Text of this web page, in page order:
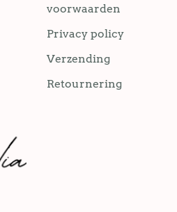
voorwaarden
Privacy policy
Verzending
Retournering